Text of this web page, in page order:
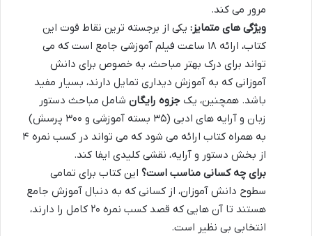
مرور می کند.
ویژگی های متمایز: یکی از برجسته ترین نقاط قوت این
کتاب، ارائه ۱۸ ساعت فیلم آموزشی جامع است که می
تواند برای درک بهتر مباحث، به خصوص برای دانش
آموزانی که به آموزش دیداری تمایل دارند، بسیار مفید
باشد. همچنین، یک جزوه رایگان شامل مباحث دستور
زبان و آرایه های ادبی (۳۵ بسته آموزشی و ۳۰۰ پرسش)
به همراه کتاب ارائه می شود که می تواند در کسب نمره ۴
از بخش دستور و آرایه، نقشی کلیدی ایفا کند.
برای چه کسانی مناسب است؟ این کتاب برای تمامی
سطوح دانش آموزان، از کسانی که به دنبال آموزش جامع
هستند تا آن هایی که قصد کسب نمره ۲۰ کامل را دارند،
انتخابی بی نظیر است.